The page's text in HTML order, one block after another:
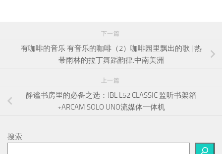
下一篇
有咖啡的音乐 有音乐的咖啡（2）咖啡园里飘出的歌 | 热
带雨林的拉丁舞蹈韵律:中南美洲
上一篇
静谧书房里的必备之选：JBL L52 CLASSIC 监听书架箱
+ARCAM SOLO UNO流媒体一体机
搜索